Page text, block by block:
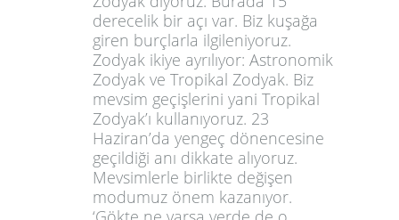
derecelik bir açı var. Biz kuşağa
giren burçlarla ilgileniyoruz.
Zodyak ikiye ayrılıyor: Astronomik
Zodyak ve Tropikal Zodyak. Biz
mevsim geçişlerini yani Tropikal
Zodyak’ı kullanıyoruz. 23
Haziran’da yengeç dönencesine
geçildiği anı dikkate alıyoruz.
Mevsimlerle birlikte değişen
modumuz önem kazanıyor.